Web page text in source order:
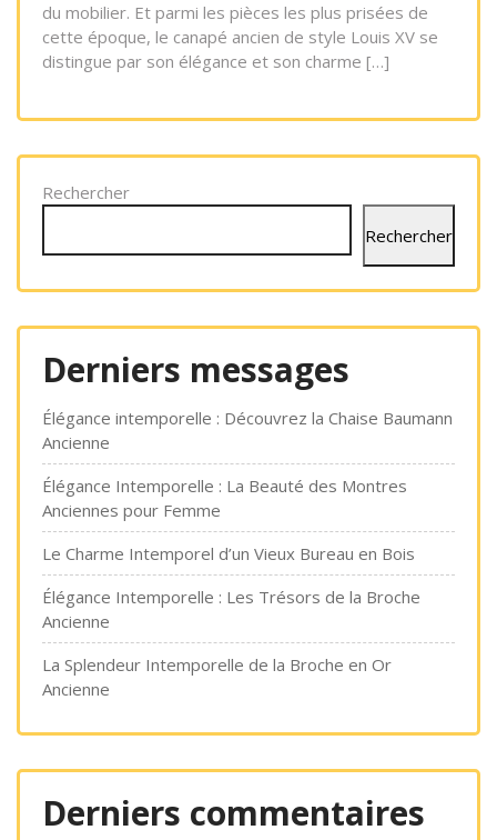
du mobilier. Et parmi les pièces les plus prisées de
cette époque, le canapé ancien de style Louis XV se
distingue par son élégance et son charme […]
Rechercher
Rechercher
Derniers messages
Élégance intemporelle : Découvrez la Chaise Baumann
Ancienne
Élégance Intemporelle : La Beauté des Montres
Anciennes pour Femme
Le Charme Intemporel d’un Vieux Bureau en Bois
Élégance Intemporelle : Les Trésors de la Broche
Ancienne
La Splendeur Intemporelle de la Broche en Or
Ancienne
Derniers commentaires